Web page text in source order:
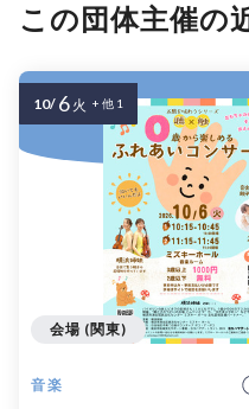
この団体主催の
音楽
会場 (関東)
10/ 6 火 + 他 1